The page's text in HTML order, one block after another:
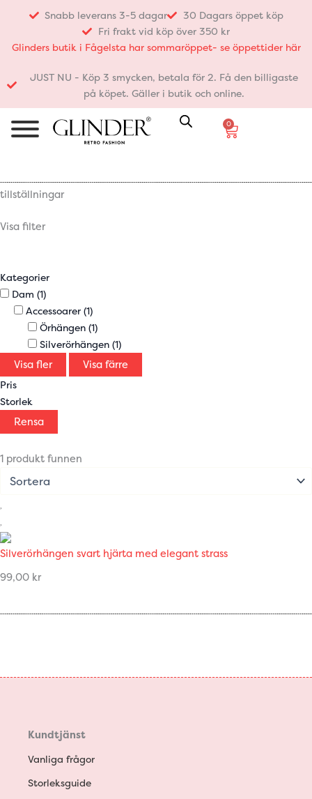
innehåll
Snabb leverans 3-5 dagar
30 Dagars öppet köp
Fri frakt vid köp över 350 kr
Glinders butik i Fågelsta har sommaröppet- se öppettider här
JUST NU - Köp 3 smycken, betala för 2. Få den billigaste
på köpet. Gäller i butik och online.
0
Varukorg
tillställningar
Visa filter
Kategorier
Dam (1)
Accessoarer (1)
Örhängen (1)
Silverörhängen (1)
Visa fler Visa färre
Pris
Storlek
Rensa
1 produkt funnen
Silverörhängen svart hjärta med elegant strass
99,00 kr
Kundtjänst
Vanliga frågor
Storleksguide